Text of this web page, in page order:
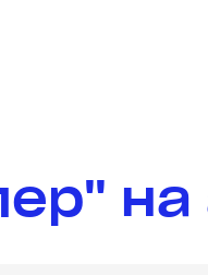
на